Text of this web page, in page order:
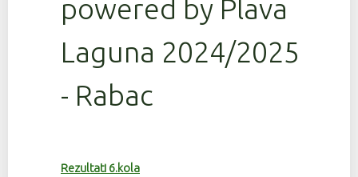
powered by Plava
Laguna 2024/2025
- Rabac
Rezultati 6.kola